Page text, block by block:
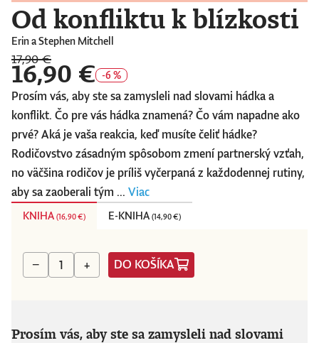
Od konfliktu k blízkosti
Erin a Stephen Mitchell
17,90 €
16,90 € -6 %
Prosím vás, aby ste sa zamysleli nad slovami hádka a
konflikt. Čo pre vás hádka znamená? Čo vám napadne ako
prvé? Aká je vaša reakcia, keď musíte čeliť hádke?
Rodičovstvo zásadným spôsobom zmení partnerský vzťah,
no väčšina rodičov je príliš vyčerpaná z každodennej rutiny,
aby sa zaoberali tým ... Viac
KNIHA (16,90 €) E-KNIHA (14,90 €)
− + DO KOŠÍKA
Prosím vás, aby ste sa zamysleli nad slovami